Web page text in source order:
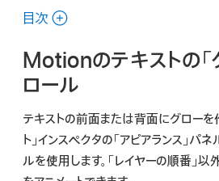
ユ
ザ
ガ
ド
を
検
目次
Motionのテキストの「
ロール
テキストの前面または背面にグローを
ト」インスペクタの「アピアランス」パネ
ルを使用します。「レイヤーの順番」以